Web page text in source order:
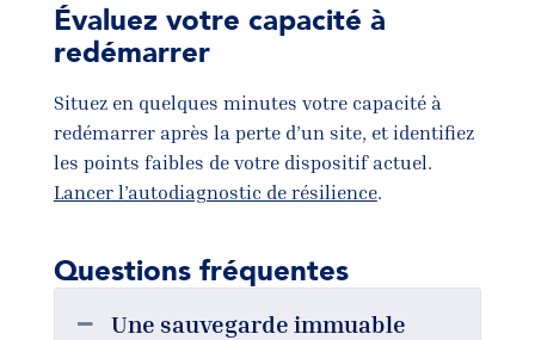
Évaluez votre capacité à
redémarrer
Situez en quelques minutes votre capacité à
redémarrer après la perte d’un site, et identifiez
les points faibles de votre dispositif actuel.
Lancer l’autodiagnostic de résilience.
Questions fréquentes
Une sauvegarde immuable